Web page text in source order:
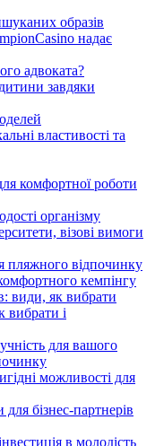
образів
надає
адвоката?
завдяки
властивості та
комфортної роботи
організму
візові вимоги
пляжного відпочинку
кемпінгу
види, як вибрати
вибрати і
для вашого
можливості для
бізнес-партнерів
в молодість